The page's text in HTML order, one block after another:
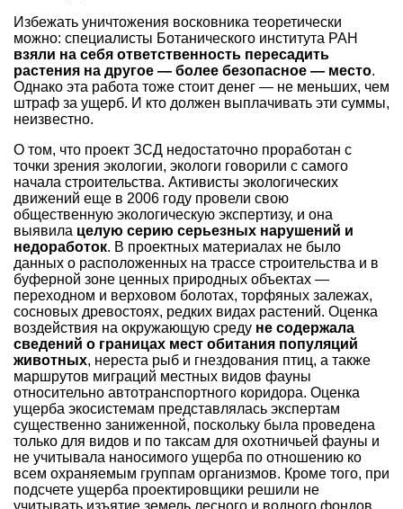
Избежать уничтожения восковника теоретически
можно: специалисты Ботанического института РАН
взяли на себя ответственность пересадить
растения на другое — более безопасное — место.
Однако эта работа тоже стоит денег — не меньших, чем
штраф за ущерб. И кто должен выплачивать эти суммы,
неизвестно.
О том, что проект ЗСД недостаточно проработан с
точки зрения экологии, экологи говорили с самого
начала строительства. Активисты экологических
движений еще в 2006 году провели свою
общественную экологическую экспертизу, и она
выявила целую серию серьезных нарушений и
недоработок. В проектных материалах не было
данных о расположенных на трассе строительства и в
буферной зоне ценных природных объектах —
переходном и верховом болотах, торфяных залежах,
сосновых древостоях, редких видах растений. Оценка
воздействия на окружающую среду не содержала
сведений о границах мест обитания популяций
животных, нереста рыб и гнездования птиц, а также
маршрутов миграций местных видов фауны
относительно автотранспортного коридора. Оценка
ущерба экосистемам представлялась экспертам
существенно заниженной, поскольку была проведена
только для видов и по таксам для охотничьей фауны и
не учитывала наносимого ущерба по отношению ко
всем охраняемым группам организмов. Кроме того, при
подсчете ущерба проектировщики решили не
учитывать изъятие земель лесного и водного фондов.